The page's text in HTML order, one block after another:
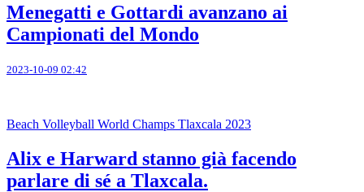
Menegatti e Gottardi avanzano ai
Campionati del Mondo
2023-10-09 02:42
Beach Volleyball World Champs Tlaxcala 2023
Alix e Harward stanno già facendo
parlare di sé a Tlaxcala.